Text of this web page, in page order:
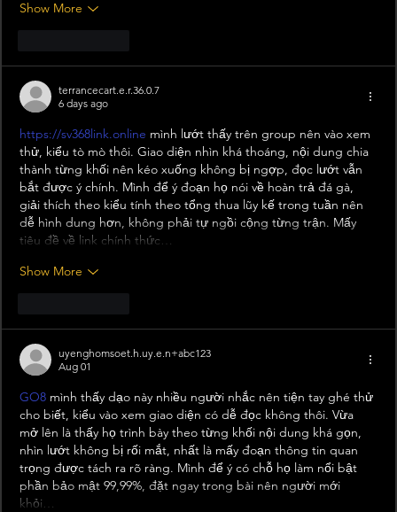
Show More
terrancecart.e.r.36.0.7
6 days ago
https://sv368link.online mình lướt thấy trên group nên vào xem
thử, kiểu tò mò thôi. Giao diện nhìn khá thoáng, nội dung chia
thành từng khối nên kéo xuống không bị ngợp, đọc lướt vẫn
bắt được ý chính. Mình để ý đoạn họ nói về hoàn trả đá gà,
giải thích theo kiểu tính theo tổng thua lũy kế trong tuần nên
dễ hình dung hơn, không phải tự ngồi cộng từng trận. Mấy
tiêu đề về link chính thức…
Show More
uyenghomsoet.h.uy.e.n+abc123
Aug 01
GO8 mình thấy dạo này nhiều người nhắc nên tiện tay ghé thử
cho biết, kiểu vào xem giao diện có dễ đọc không thôi. Vừa
mở lên là thấy họ trình bày theo từng khối nội dung khá gọn,
nhìn lướt không bị rối mắt, nhất là mấy đoạn thông tin quan
trọng được tách ra rõ ràng. Mình để ý có chỗ họ làm nổi bật
phần bảo mật 99,99%, đặt ngay trong bài nên người mới
khỏi…